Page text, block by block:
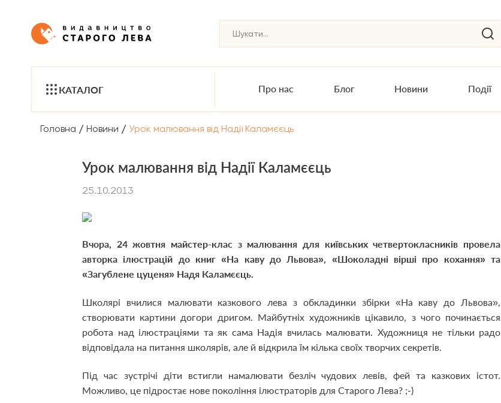
КАТАЛОГ Про нас Блог Новини Події
Головна / Новини / Урок малювання від Надії Каламєєць
Урок малювання від Надії Каламєєць
25.10.2013
Вчора, 24 жовтня майстер-клас з малювання для київських четвертокласників провела
авторка ілюстрацій до книг «На каву до Львова», «Шоколадні вірші про кохання» та
«Загублене цуценя» Надя Каламєєць.
Школярі вчилися малювати казкового лева з обкладинки збірки «На каву до Львова»,
створювати картини догори дригом. Майбутніх художників цікавило, з чого починається
робота над ілюстраціями та як сама Надія вчилась малювати. Художниця не тільки радо
відповідала на питання школярів, але й відкрила їм кілька своїх творчих секретів.
Під час зустрічі діти встигли намалювати безліч чудових левів, фей та казкових істот.
Можливо, це підростає нове покоління ілюстраторів для Старого Лева? ;-)